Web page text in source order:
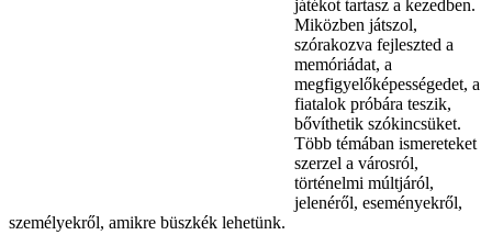
játékot tartasz a kezedben.
Miközben játszol,
szórakozva fejleszted a
memóriádat, a
megfigyelőképességedet, a
fiatalok próbára teszik,
bővíthetik szókincsüket.
Több témában ismereteket
szerzel a városról,
történelmi múltjáról,
jelenéről, eseményekről,
személyekről, amikre büszkék lehetünk.